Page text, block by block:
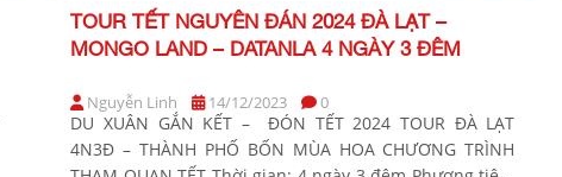
TOUR TẾT NGUYÊN ĐÁN 2024 ĐÀ LẠT –
MONGO LAND – DATANLA 4 NGÀY 3 ĐÊM
Nguyễn Linh 14/12/2023 0
DU XUÂN GẮN KẾT – ĐÓN TẾT 2024 TOUR ĐÀ LẠT
4N3Đ – THÀNH PHỐ BỐN MÙA HOA CHƯƠNG TRÌNH